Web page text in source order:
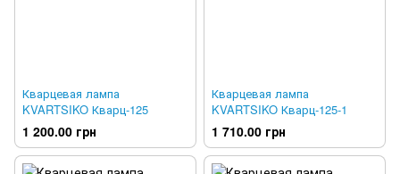
Кварцевая лампа
KVARTSIKO Кварц-125
1 200.00 грн
Кварцевая лампа
KVARTSIKO Кварц-125-1
1 710.00 грн